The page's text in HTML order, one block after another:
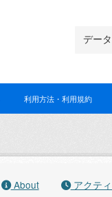
利用方法・利用規約
About アクテ